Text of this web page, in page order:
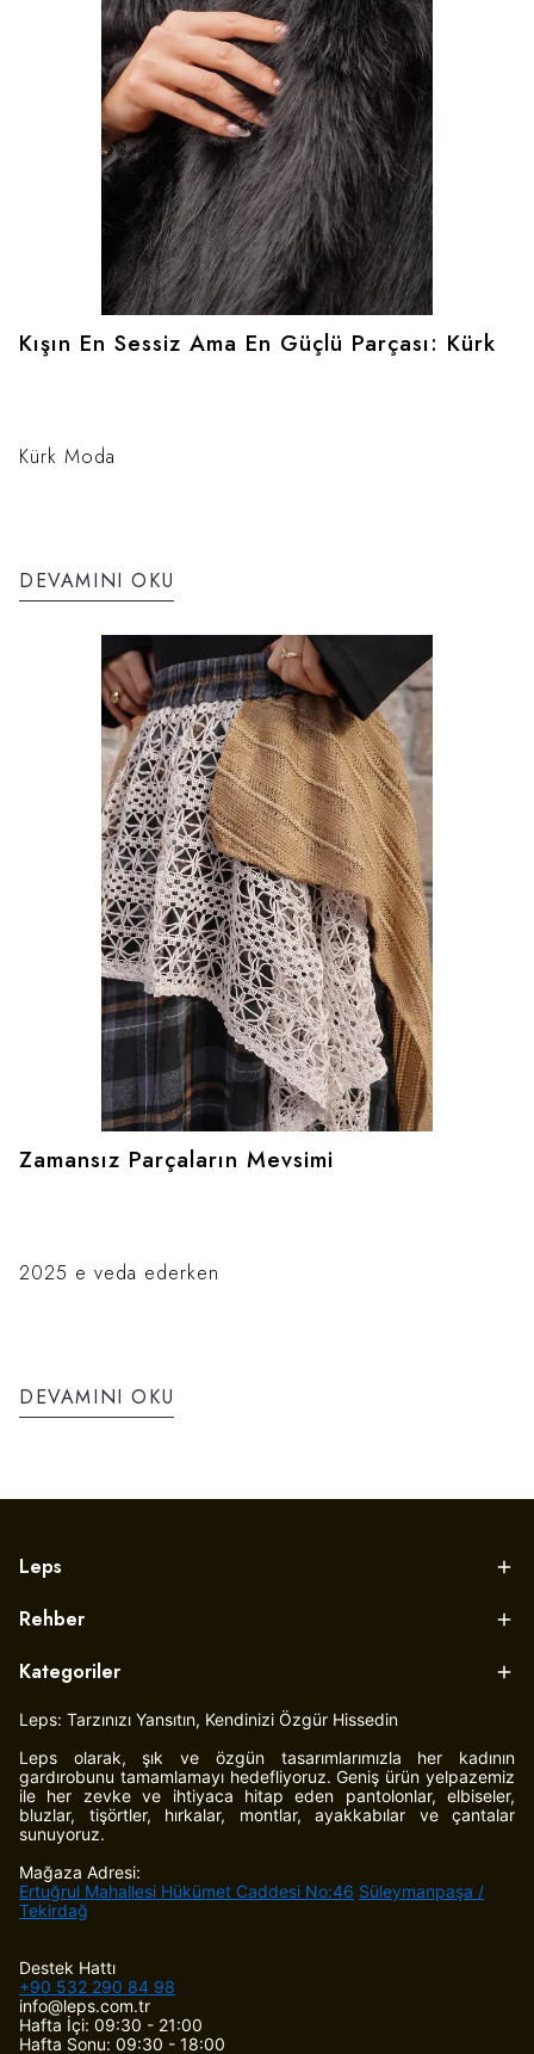
Kışın En Sessiz Ama En Güçlü Parçası: Kürk
Kürk Moda
DEVAMINI OKU
Zamansız Parçaların Mevsimi
2025 e veda ederken
DEVAMINI OKU
Leps
Rehber
Kategoriler
Leps: Tarzınızı Yansıtın, Kendinizi Özgür Hissedin
Leps olarak, şık ve özgün tasarımlarımızla her kadının
gardırobunu tamamlamayı hedefliyoruz. Geniş ürün yelpazemiz
ile her zevke ve ihtiyaca hitap eden pantolonlar, elbiseler,
bluzlar, tişörtler, hırkalar, montlar, ayakkabılar ve çantalar
sunuyoruz.
Mağaza Adresi:
Ertuğrul Mahallesi Hükümet Caddesi No:46 Süleymanpaşa /
Tekirdağ
Destek Hattı
+90 532 290 84 98
info@leps.com.tr
Hafta İçi: 09:30 - 21:00
Hafta Sonu: 09:30 - 18:00